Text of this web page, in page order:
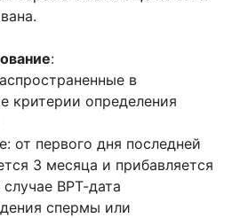
:
в
критерии определения
первого дня последней
3 месяца и прибавляется
ВРТ-дата
спермы или